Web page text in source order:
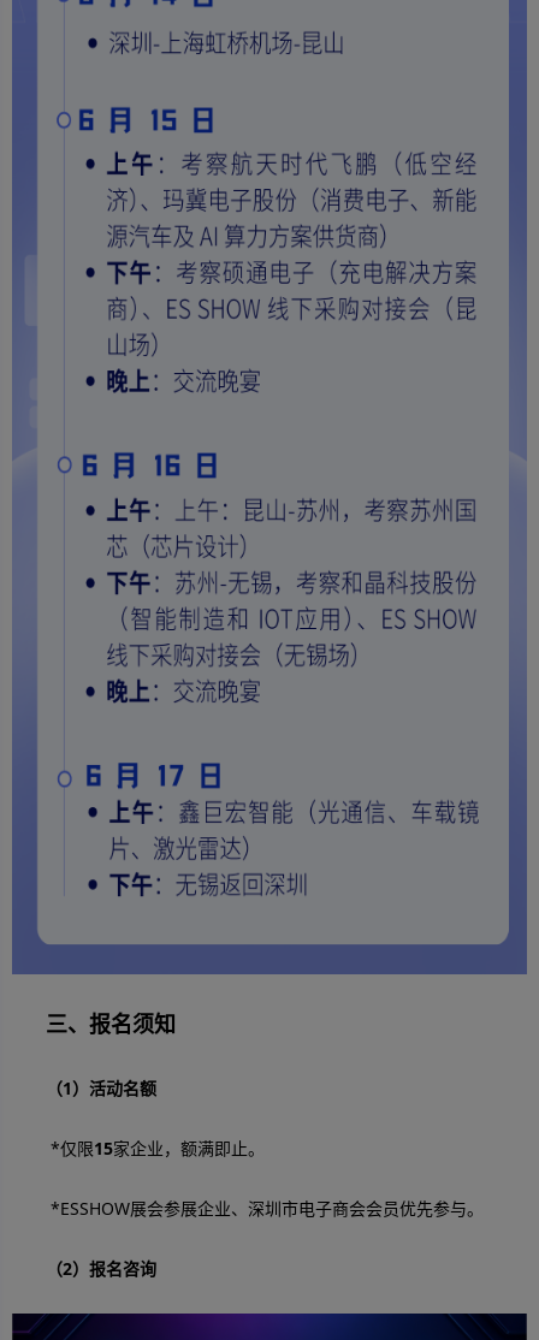
三、报名须知
（1）活动名额
*仅限15家企业，额满即止。
*ESSHOW展会参展企业、深圳市电子商会会员优先参与。
（2）报名咨询